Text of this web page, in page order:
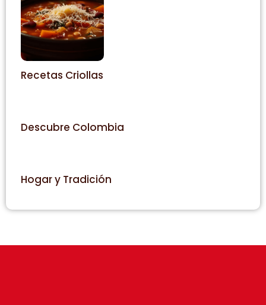
Recetas Criollas
Descubre Colombia
Hogar y Tradición